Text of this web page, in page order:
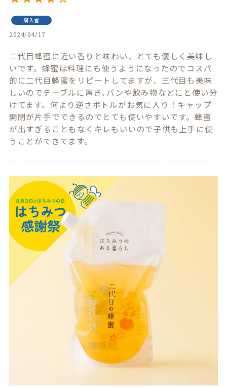
購入者
2024/04/17
二代目蜂蜜に近い香りと味わい、とても優しく美味し
いです。蜂蜜は料理にも使うようになったのでコスパ
的に二代目蜂蜜をリピートしてますが、三代目も美味
しいのでテーブルに置き､パンや飲み物などにと使い分
けてます。何より逆さボトルがお気に入り！キャップ
開閉が片手でできるのでとても使いやすいです。蜂蜜
が出すぎることもなくキレもいいので子供も上手に使
うことができてます。